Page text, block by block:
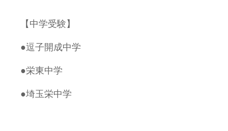
【中学受験】
●逗子開成中学
●栄東中学
●埼玉栄中学